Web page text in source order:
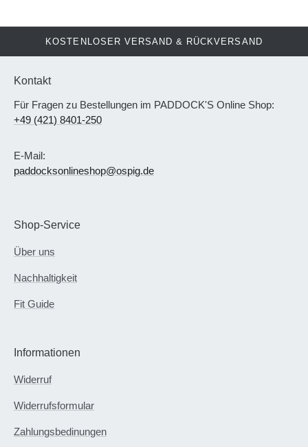
KOSTENLOSER VERSAND & RÜCKVERSAND
Kontakt
Für Fragen zu Bestellungen im PADDOCK'S Online Shop:
+49 (421) 8401-250
E-Mail:
paddocksonlineshop@ospig.de
Shop-Service
Über uns
Nachhaltigkeit
Fit Guide
Informationen
Widerruf
Widerrufsformular
Zahlungsbedinungen